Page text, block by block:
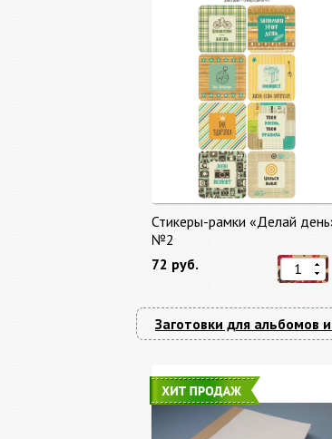
Стикеры-рамки «Делай
№2
72 руб.
Заготовки для альбомов